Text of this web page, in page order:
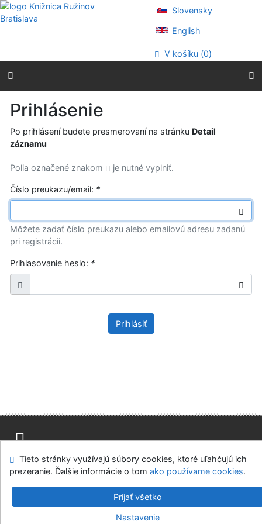
Prejsť na obsah
Prejsť na menu
Prehlásenie o webovej prístupnosti
Slovensky
English
V košíku (0)
Prihlásenie
Po prihlásení budete presmerovaní na stránku Detail
záznamu
Polia označené znakom je nutné vyplniť.
Číslo preukazu/email: *
Môžete zadať číslo preukazu alebo emailovú adresu zadanú
pri registrácii.
Prihlasovanie heslo: *
Prihlásiť
Mapa stránok Prístupnosť
Súkromie
Modul OpenSearch
Napíšte nám Nastavenie cookies
Knižnica Ružinov Bratislava
v.4.8.63a-Cosmotron Slovakia, s.r.o.
Tieto stránky využívajú súbory cookies, ktoré uľahčujú ich
prezeranie. Ďalšie informácie o tom ako používame cookies.
Prijať všetko
Nastavenie